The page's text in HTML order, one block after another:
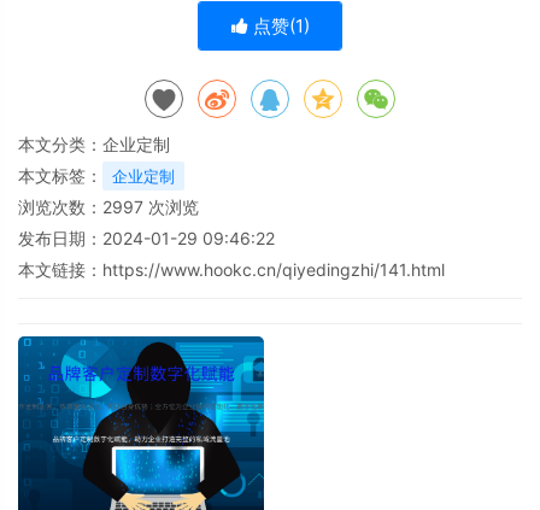
点赞(1)
本文分类： 企业定制
本文标签：
企业定制
浏览次数： 2997 次浏览
发布日期：2024-01-29 09:46:22
本文链接： https://www.hookc.cn/qiyedingzhi/141.html